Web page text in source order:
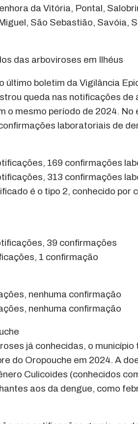
da Vitória, Pontal,
São Sebastião, Savóia,
das arboviroses em Ilhéus
último boletim da Vigilância
queda nas notificações de
o mesmo período de 2024. No
laboratoriais de
169 confirmações
313 confirmações
é o tipo 2, conhecido por
39 confirmações
1 confirmação
nenhuma confirmação
nenhuma confirmação
já conhecidas, o
do Oropouche em 2024. A
Culicoides (conhecidos
aos da dengue, como